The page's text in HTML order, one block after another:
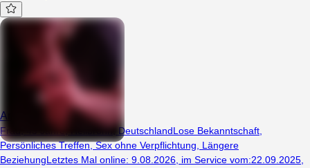
Angelll43
Frau, 43 Jahre, Heilbronn, DeutschlandLose Bekanntschaft
Persönliches Treffen,Sex ohne Verpflichtung
Längere
BeziehungLetztes Mal online: 9.08.2026 im Service vom:22.09.2025